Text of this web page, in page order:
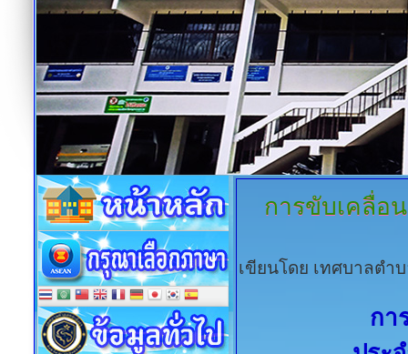
การขับเคลื่อ
เขียนโดย เทศบาลตำ
กา